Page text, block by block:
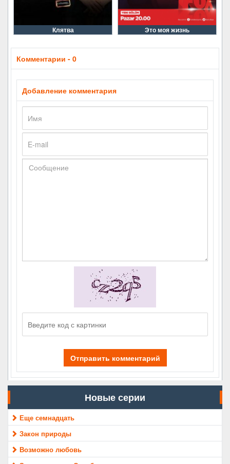
Клятва Это моя жизнь
Комментарии - 0
Добавление комментария
Отправить комментарий
Новые серии
Еще семнадцать
Закон природы
Возможно любовь